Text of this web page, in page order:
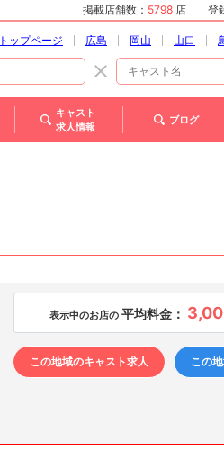
掲載店舗数： 5798 店 登
ップページ 広島 岡山 山口
キャスト
求人情報
ブログ
表示中のお店の 平均料金：
この地域のキャスト求人 この